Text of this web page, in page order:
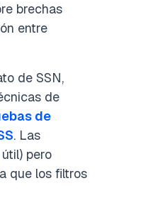
brechas
entre
de SSN,
de
de
. Las
pero
que los filtros